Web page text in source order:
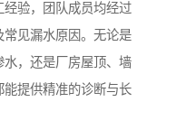
验，团队成员均经过
见漏水原因。无论是
，还是厂房屋顶、墙
提供精准的诊断与长